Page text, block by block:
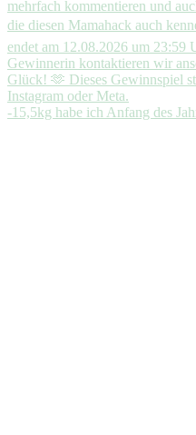
-15,5kg habe ich Anfang des